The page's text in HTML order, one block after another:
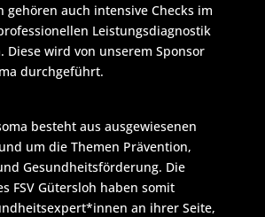
gehören auch intensive Checks im
Leistungsdiagnostik
Diese wird von unserem Sponsor
durchgeführt.
besteht aus ausgewiesenen
um die Themen Prävention,
Gesundheitsförderung. Die
FSV Gütersloh haben somit
an ihrer Seite,